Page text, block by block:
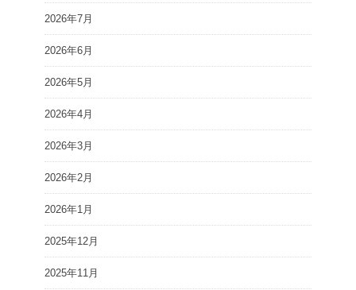
2026年7月
2026年6月
2026年5月
2026年4月
2026年3月
2026年2月
2026年1月
2025年12月
2025年11月